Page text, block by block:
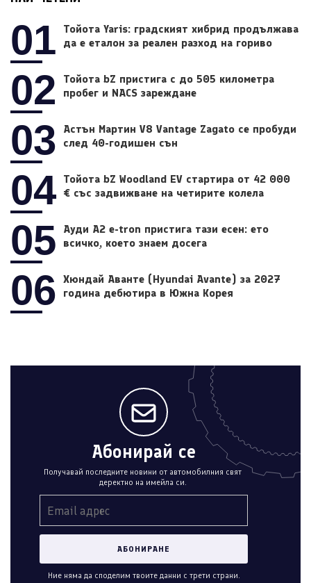
01
Тойота Yaris: градският хибрид продължава
да е еталон за реален разход на гориво
02
Тойота bZ пристига с до 505 километра
пробег и NACS зареждане
03
Астън Мартин V8 Vantage Zagato се пробуди
след 40-годишен сън
04 Тойота bZ Woodland EV стартира от 42 000
€ със задвижване на четирите колела
05
Ауди A2 e-tron пристига тази есен: ето
всичко, което знаем досега
06
Хюндай Аванте (Hyundai Avante) за 2027
година дебютира в Южна Корея
Абонирай се
Получавай последните новини от автомобилния свят
деректно на имейла си.
Ние няма да споделим твоите данни с трети страни.